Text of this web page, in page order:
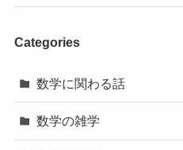
Categories
数学に関わる話
数学の雑学